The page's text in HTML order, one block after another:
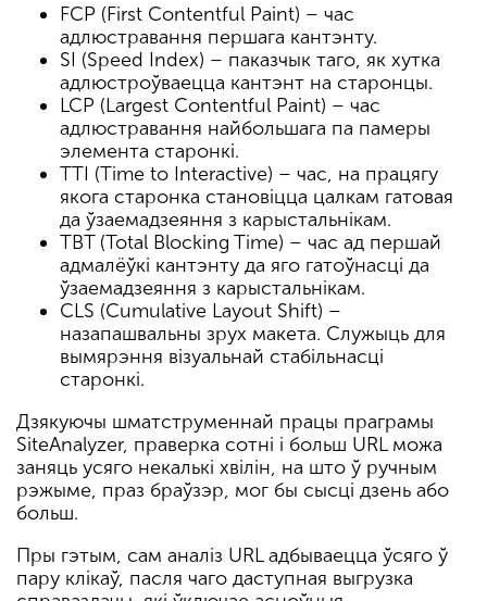
FCP (First Contentful Paint) – час
адлюстравання першага кантэнту.
SI (Speed Index) – паказчык таго, як хутка
адлюстроўваецца кантэнт на старонцы.
LCP (Largest Contentful Paint) – час
адлюстравання найбольшага па памеры
элемента старонкі.
TTI (Time to Interactive) – час, на працягу
якога старонка становіцца цалкам гатовая
да ўзаемадзеяння з карыстальнікам.
TBT (Total Blocking Time) – час ад першай
адмалёўкі кантэнту да яго гатоўнасці да
ўзаемадзеяння з карыстальнікам.
CLS (Cumulative Layout Shift) –
назапашвальны зрух макета. Служыць для
вымярэння візуальнай стабільнасці
старонкі.
Дзякуючы шматструменнай працы праграмы
SiteAnalyzer, праверка сотні і больш URL можа
заняць усяго некалькі хвілін, на што ў ручным
рэжыме, праз браўзэр, мог бы сысці дзень або
больш.
Пры гэтым, сам аналіз URL адбываецца ўсяго ў
пару клікаў, пасля чаго даступная выгрузка